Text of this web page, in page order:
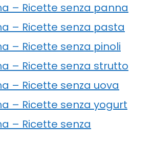
– Ricette senza panna
– Ricette senza pasta
– Ricette senza pinoli
– Ricette senza strutto
– Ricette senza uova
– Ricette senza yogurt
– Ricette senza